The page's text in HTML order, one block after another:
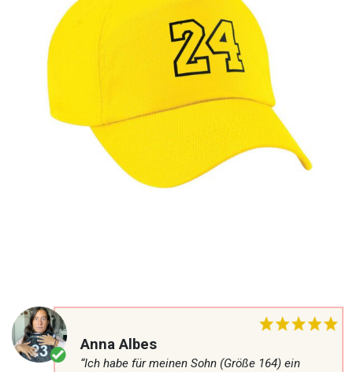
Anna Albes
“Ich habe für meinen Sohn (Größe 164) ein